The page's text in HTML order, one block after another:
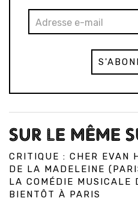
SUR LE MÊME
CRITIQUE : CHER EVAN
DE LA MADELEINE
LA COMÉDIE MUSICALE
BIENTÔT À PARIS